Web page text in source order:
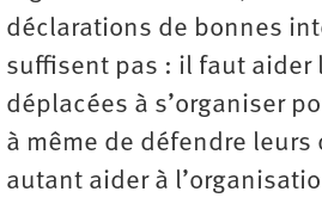
déclarations de bonnes
suffisent pas : il faut aider
déplacées à s’organiser
à même de défendre
autant aider à